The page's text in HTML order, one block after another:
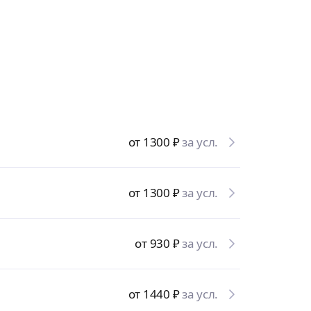
от 1300 ₽за усл.
от 1300 ₽за усл.
от 930 ₽за усл.
от 1440 ₽за усл.